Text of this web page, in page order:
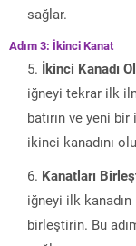
sağlar.
Adım 3: İkinci Kanat
İkinci Kanadı
iğneyi tekrar ilk
batırın ve yeni
ikinci kanadını
Kanatları
iğneyi ilk kanadın
birleştirin. Bu